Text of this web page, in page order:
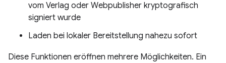
vom Verlag oder Webpublisher kryptografisch
signiert wurde
Laden bei lokaler Bereitstellung nahezu sofort
Diese Funktionen eröffnen mehrere Möglichkeiten. Ein